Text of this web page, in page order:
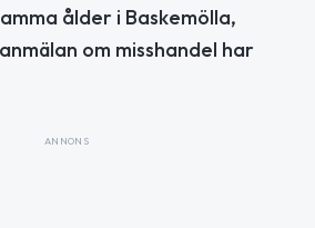
ålder i Baskemölla,
om misshandel har
ANNONS